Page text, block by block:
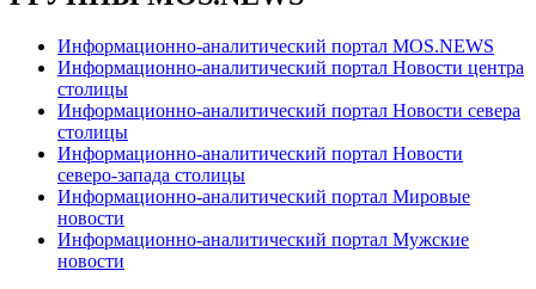
Информационно-аналитический портал MOS.NEWS
Информационно-аналитический портал Новости центра
столицы
Информационно-аналитический портал Новости севера
столицы
Информационно-аналитический портал Новости
северо-запада столицы
Информационно-аналитический портал Мировые
новости
Информационно-аналитический портал Мужские
новости